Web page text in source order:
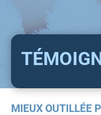
MIEUX OUTILLÉE